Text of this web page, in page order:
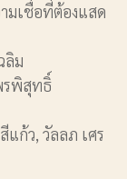
มเชื่อที่ต้องแสด
ลิม
พิสุทธิ์
ก้ว, วัลลภ เศร